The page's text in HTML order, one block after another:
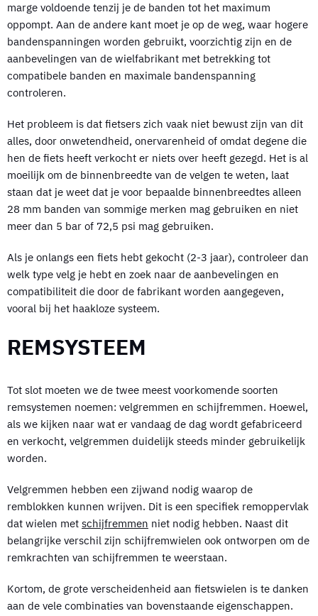
marge voldoende tenzij je de banden tot het maximum
oppompt. Aan de andere kant moet je op de weg, waar hogere
bandenspanningen worden gebruikt, voorzichtig zijn en de
aanbevelingen van de wielfabrikant met betrekking tot
compatibele banden en maximale bandenspanning
controleren.
Het probleem is dat fietsers zich vaak niet bewust zijn van dit
alles, door onwetendheid, onervarenheid of omdat degene die
hen de fiets heeft verkocht er niets over heeft gezegd. Het is al
moeilijk om de binnenbreedte van de velgen te weten, laat
staan dat je weet dat je voor bepaalde binnenbreedtes alleen
28 mm banden van sommige merken mag gebruiken en niet
meer dan 5 bar of 72,5 psi mag gebruiken.
Als je onlangs een fiets hebt gekocht (2-3 jaar), controleer dan
welk type velg je hebt en zoek naar de aanbevelingen en
compatibiliteit die door de fabrikant worden aangegeven,
vooral bij het haakloze systeem.
REMSYSTEEM
Tot slot moeten we de twee meest voorkomende soorten
remsystemen noemen: velgremmen en schijfremmen. Hoewel,
als we kijken naar wat er vandaag de dag wordt gefabriceerd
en verkocht, velgremmen duidelijk steeds minder gebruikelijk
worden.
Velgremmen hebben een zijwand nodig waarop de
remblokken kunnen wrijven. Dit is een specifiek remoppervlak
dat wielen met schijfremmen niet nodig hebben. Naast dit
belangrijke verschil zijn schijfremwielen ook ontworpen om de
remkrachten van schijfremmen te weerstaan.
Kortom, de grote verscheidenheid aan fietswielen is te danken
aan de vele combinaties van bovenstaande eigenschappen.